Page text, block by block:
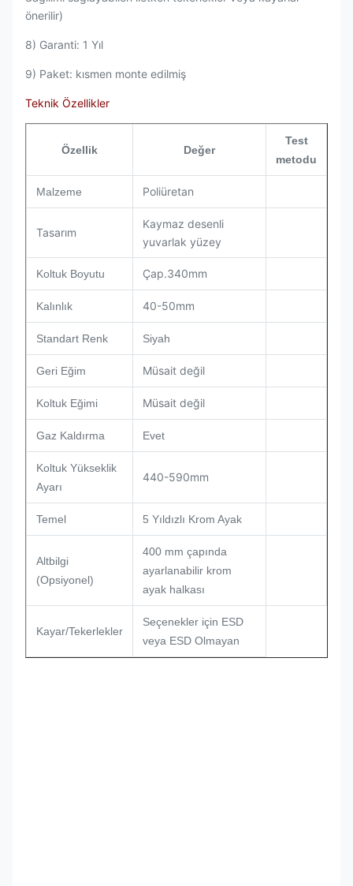
önerilir)
8) Garanti: 1 Yıl
9) Paket: kısmen monte edilmiş
Teknik Özellikler
Özellik Değer
Test
metodu
Malzeme Poliüretan
Tasarım
Kaymaz desenli
yuvarlak yüzey
Koltuk Boyutu Çap.340mm
Kalınlık 40-50mm
Standart Renk Siyah
Geri Eğim Müsait değil
Koltuk Eğimi Müsait değil
Gaz Kaldırma Evet
Koltuk Yükseklik
Ayarı
440-590mm
Temel 5 Yıldızlı Krom Ayak
Altbilgi
(Opsiyonel)
400 mm çapında
ayarlanabilir krom
ayak halkası
Kayar/Tekerlekler
Seçenekler için ESD
veya ESD Olmayan